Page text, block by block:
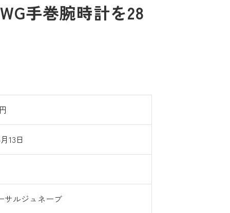
手巻腕時計を28
13日
サルジュネーブ